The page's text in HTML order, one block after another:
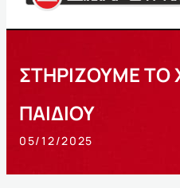
ΣΤΗΡΙΖΟΥΜΕ
ΠΑΙΔΙΟΥ
05/12/2025